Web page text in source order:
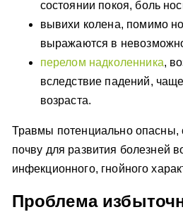
состоянии покоя, боль
вывихи колена, помимо
выражаются в
перелом надколенника,
вследствие падений,
возраста.
Травмы потенциально опасны,
почву для развития болезней
инфекционного, гнойного
Проблема